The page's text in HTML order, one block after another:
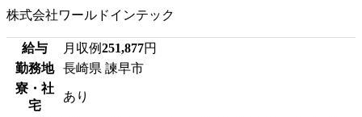
株式会社ワールドインテック
給与 月収例251,877円
勤務地
長崎県 諫早市
寮・社
宅
あり